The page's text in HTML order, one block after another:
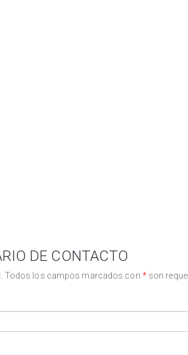
DE CONTACTO
Todos los campos marcados con *son